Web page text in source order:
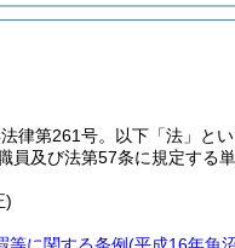
律第261号。以下「法」と
員及び法第57条に規定する
)